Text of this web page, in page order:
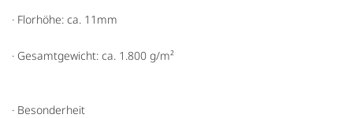
· Florhöhe: ca. 11mm
· Gesamtgewicht: ca. 1.800 g/m²
· Besonderheit